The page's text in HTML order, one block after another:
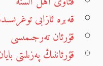
قەبرە ئازابى
قۇرئان تەرجىمىسى
قۇرئاننىڭ پەزىلىتى